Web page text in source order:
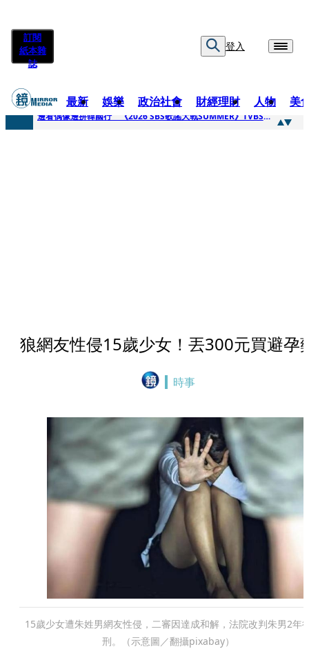
訂閱
紙本雜
誌
登入
最新 娛樂 政治社會 財經理財 人物 美
快訊
邊看偶像邊拚韓國行 《2026 SBS歌謠大戰SUMMER》TVBS直播祭追星福利
狼網友性侵15歲少女！丟300元買避孕
時事
15歲少女遭朱姓男網友性侵，二審因達成和解，法院改判朱男2年
刑。（示意圖／翻攝pixabay）